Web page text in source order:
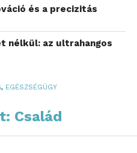
hanem jelentős nappali
Gyakori a
tüsszögés, miközben
jeleit tapasztalják.
tulajdonítanak nagy
és a precizitás
nélkül: az ultrahangos
, EGÉSZSÉGÜGY
Család